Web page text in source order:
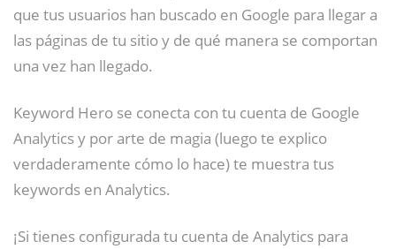
que tus usuarios han buscado en Google para llegar a
las páginas de tu sitio y de qué manera se comportan
una vez han llegado.
Keyword Hero se conecta con tu cuenta de Google
Analytics y por arte de magia (luego te explico
verdaderamente cómo lo hace) te muestra tus
keywords en Analytics.
¡Si tienes configurada tu cuenta de Analytics para